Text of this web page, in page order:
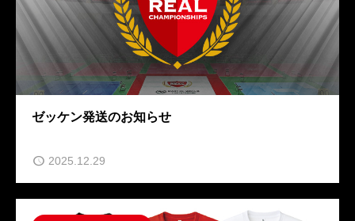
ゼッケン発送のお知らせ
2025.12.29